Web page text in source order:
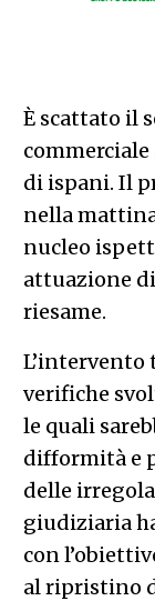
È scattato il
di ispani. Il
nella
nucleo
attuazione
riesame.
L’intervento
verifiche
le quali
difformità e
delle
giudiziaria
con
al ripristino